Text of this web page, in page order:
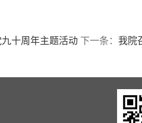
十周年主题活动 下一条： 我院